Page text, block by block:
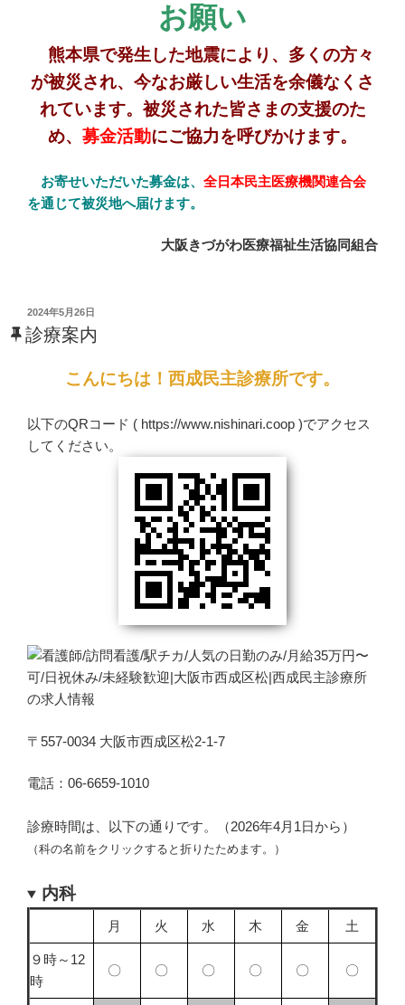
お願い
熊本県で発生した地震により、 多くの方々
が被災され、今なお厳しい生活を余儀なくさ
れています。被災された皆さまの支援のた
め、 募金活動にご協力を呼びかけます。
お寄せいただいた募金は、 全日本民主医療機関連合会
を通じて被災地へ届けます。
大阪きづがわ医療福祉生活協同組合
投
稿
日:
2024年5月26日
診療案内
こんにちは！西成民主診療所です。
以下のQRコード ( https://www.nishinari.coop )でアクセス
してください。
〒557-0034 大阪市西成区松2-1-7
電話：06-6659-1010
診療時間は、以下の通りです。（2026年4月1日から）
（科の名前をクリックすると折りたためます。）
内科
月 火 水 木 金 土
９時～12
時
〇 〇 〇 〇 〇 〇